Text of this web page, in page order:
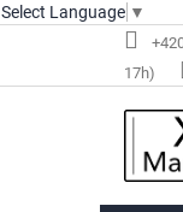
Select Language ▼